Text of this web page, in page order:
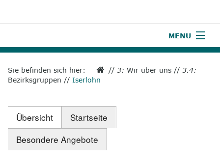
MENU
2
Aktuelles
3
Wir über uns
4
Unsere Leistungen
Sie befinden sich hier: //3:Wir über uns //3.4:
Bezirksgruppen // Iserlohn
Übersicht
Startseite
Besondere Angebote